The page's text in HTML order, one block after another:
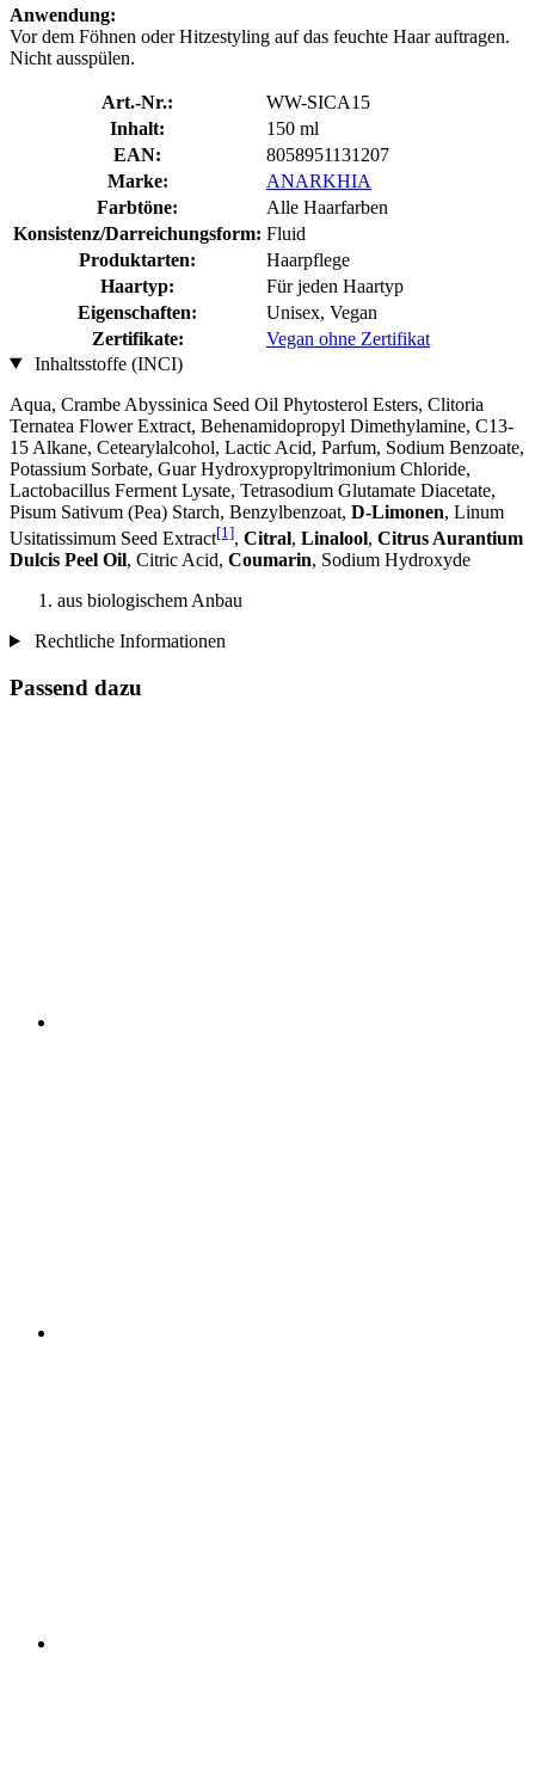
Anwendung:
Vor dem Föhnen oder Hitzestyling auf das feuchte Haar auftragen.
Nicht ausspülen.
Art.-Nr.:
WW-SICA15
Inhalt:
150 ml
EAN:
8058951131207
Marke:
ANARKHIA
Farbtöne:
Alle Haarfarben
Konsistenz/Darreichungsform: Fluid
Produktarten:
Haarpflege
Haartyp:
Für jeden Haartyp
Eigenschaften:
Unisex, Vegan
Zertifikate:
Vegan ohne Zertifikat
Inhaltsstoffe (INCI)
Aqua, Crambe Abyssinica Seed Oil Phytosterol Esters, Clitoria
Ternatea Flower Extract, Behenamidopropyl Dimethylamine, C13‐
15 Alkane, Cetearylalcohol, Lactic Acid, Parfum, Sodium Benzoate,
Potassium Sorbate, Guar Hydroxypropyltrimonium Chloride,
Lactobacillus Ferment Lysate, Tetrasodium Glutamate Diacetate,
Pisum Sativum (Pea) Starch, Benzylbenzoat, D-Limonen, Linum
Usitatissimum Seed Extract[1], Citral, Linalool, Citrus Aurantium
Dulcis Peel Oil, Citric Acid, Coumarin, Sodium Hydroxyde
aus biologischem Anbau
Rechtliche Informationen
Passend dazu